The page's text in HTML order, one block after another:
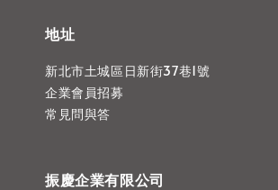
地址
新北市土城區日新街37巷1號
企業會員招募
常見問與答
振慶企業有限公司